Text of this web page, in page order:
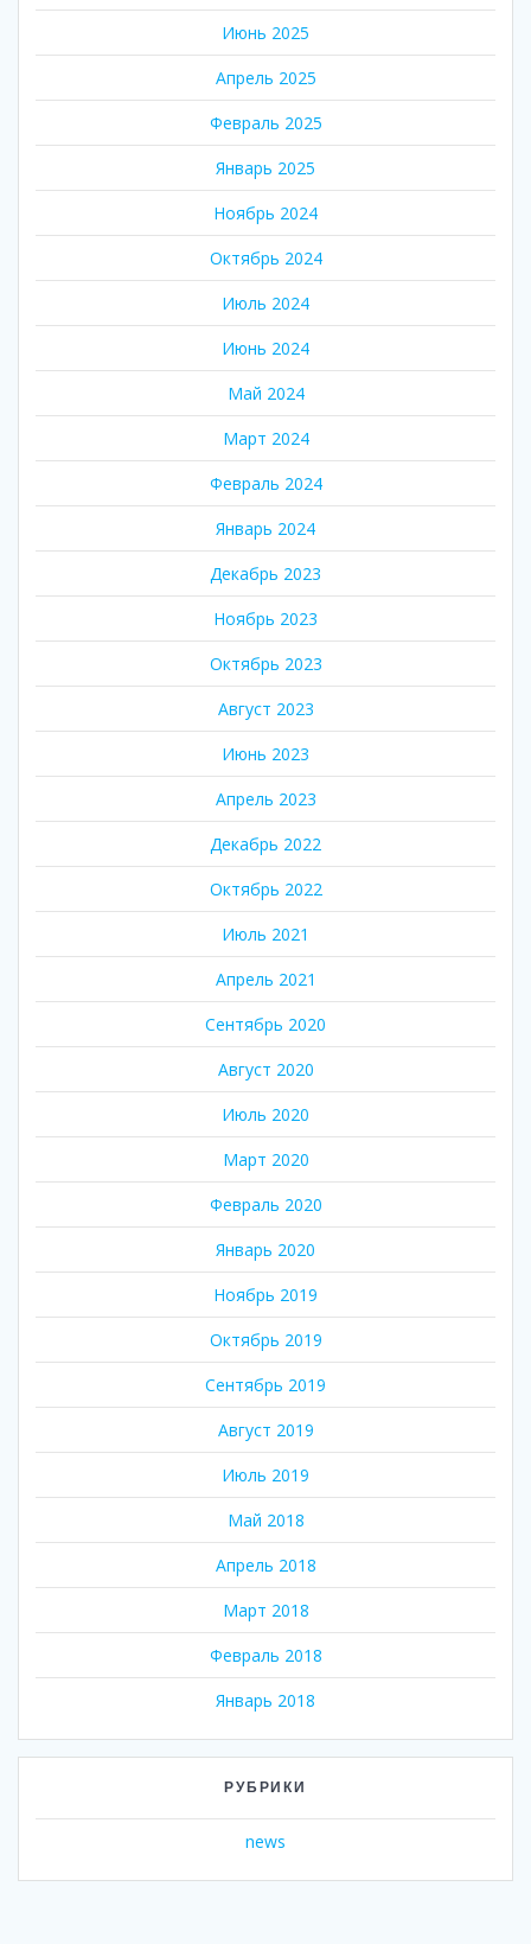
Июнь 2025
Апрель 2025
Февраль 2025
Январь 2025
Ноябрь 2024
Октябрь 2024
Июль 2024
Июнь 2024
Май 2024
Март 2024
Февраль 2024
Январь 2024
Декабрь 2023
Ноябрь 2023
Октябрь 2023
Август 2023
Июнь 2023
Апрель 2023
Декабрь 2022
Октябрь 2022
Июль 2021
Апрель 2021
Сентябрь 2020
Август 2020
Июль 2020
Март 2020
Февраль 2020
Январь 2020
Ноябрь 2019
Октябрь 2019
Сентябрь 2019
Август 2019
Июль 2019
Май 2018
Апрель 2018
Март 2018
Февраль 2018
Январь 2018
РУБРИКИ
news